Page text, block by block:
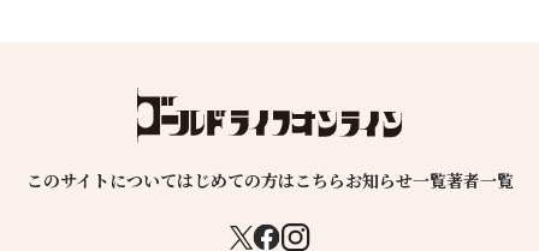
このサイトについてはじめての方はこちらお知らせ一覧著者一覧